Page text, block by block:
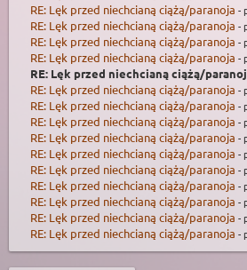
RE: Lęk przed niechcianą ciążą/paranoja -
RE: Lęk przed niechcianą ciążą/paranoja -
RE: Lęk przed niechcianą ciążą/paranoja -
RE: Lęk przed niechcianą ciążą/paranoja -
RE: Lęk przed niechcianą ciążą/
RE: Lęk przed niechcianą ciążą/paranoja -
RE: Lęk przed niechcianą ciążą/paranoja -
RE: Lęk przed niechcianą ciążą/paranoja -
RE: Lęk przed niechcianą ciążą/paranoja -
RE: Lęk przed niechcianą ciążą/paranoja -
RE: Lęk przed niechcianą ciążą/paranoja -
RE: Lęk przed niechcianą ciążą/paranoja -
RE: Lęk przed niechcianą ciążą/paranoja -
RE: Lęk przed niechcianą ciążą/paranoja -
RE: Lęk przed niechcianą ciążą/paranoja -